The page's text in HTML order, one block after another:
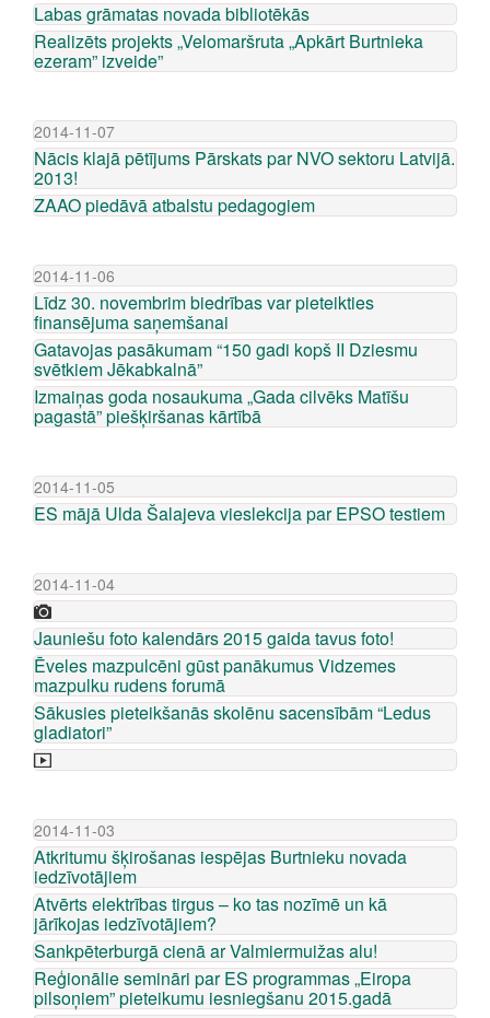
Labas grāmatas novada bibliotēkās
Realizēts projekts „Velomaršruta „Apkārt Burtnieka
ezeram” izveide”
2014-11-07
Nācis klajā pētījums Pārskats par NVO sektoru Latvijā.
2013!
ZAAO piedāvā atbalstu pedagogiem
2014-11-06
Līdz 30. novembrim biedrības var pieteikties
finansējuma saņemšanai
Gatavojas pasākumam “150 gadi kopš II Dziesmu
svētkiem Jēkabkalnā”
Izmaiņas goda nosaukuma „Gada cilvēks Matīšu
pagastā” piešķiršanas kārtībā
2014-11-05
ES mājā Ulda Šalajeva vieslekcija par EPSO testiem
2014-11-04
Jauniešu foto kalendārs 2015 gaida tavus foto!
Ēveles mazpulcēni gūst panākumus Vidzemes
mazpulku rudens forumā
Sākusies pieteikšanās skolēnu sacensībām “Ledus
gladiatori”
2014-11-03
Atkritumu šķirošanas iespējas Burtnieku novada
iedzīvotājiem
Atvērts elektrības tirgus – ko tas nozīmē un kā
jārīkojas iedzīvotājiem?
Sankpēterburgā cienā ar Valmiermuižas alu!
Reģionālie semināri par ES programmas „Eiropa
pilsoņiem” pieteikumu iesniegšanu 2015.gadā